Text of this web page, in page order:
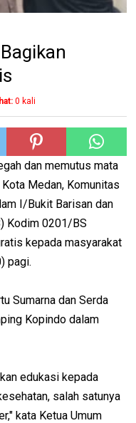
0 kali
dan memutus mata
Medan, Komunitas
I/Bukit Barisan dan
Kodim 0201/BS
kepada masyarakat
pagi.
Sumarna dan Serda
Kopindo dalam
edukasi kepada
salah satunya
kata Ketua Umum